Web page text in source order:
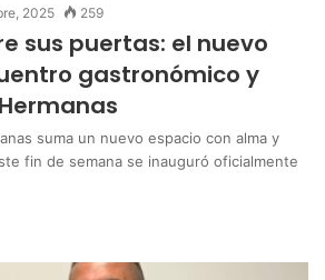
2025 259
sus puertas: el nuevo
gastronómico y
suma un nuevo espacio con alma y
fin de semana se inauguró oficialmente